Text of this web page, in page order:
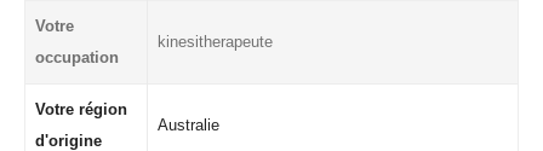
Votre
occupation
kinesitherapeute
Votre région
d'origine
Australie